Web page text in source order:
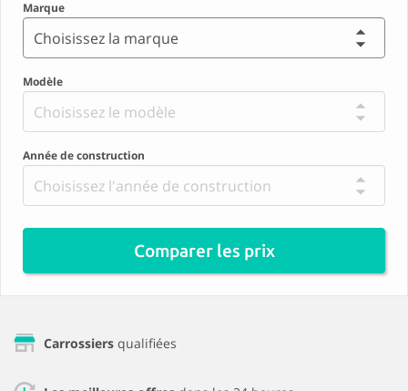
Marque
Choisissez la marque
Modèle
Choisissez le modèle
Année de construction
Choisissez l'année de construction
Comparer les prix
Carrossiers qualifiées